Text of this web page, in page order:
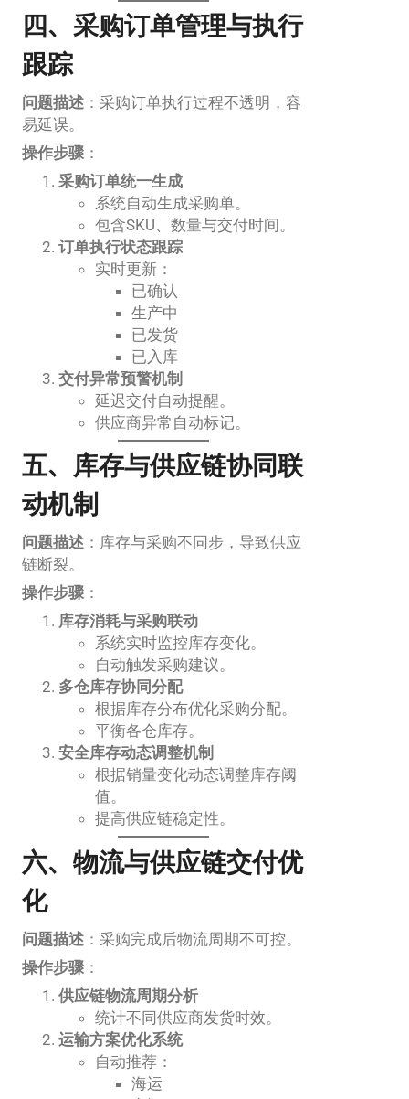
四、采购订单管理与执行
跟踪
问题描述 ：采购订单执行过程不透明，容
易延误。
操作步骤 ：
采购订单统一生成
系统自动生成采购单。
包含SKU、数量与交付时间。
订单执行状态跟踪
实时更新：
已确认
生产中
已发货
已入库
交付异常预警机制
延迟交付自动提醒。
供应商异常自动标记。
五、库存与供应链协同联
动机制
问题描述 ：库存与采购不同步，导致供应
链断裂。
操作步骤 ：
库存消耗与采购联动
系统实时监控库存变化。
自动触发采购建议。
多仓库存协同分配
根据库存分布优化采购分配。
平衡各仓库存。
安全库存动态调整机制
根据销量变化动态调整库存阈
值。
提高供应链稳定性。
六、物流与供应链交付优
化
问题描述 ：采购完成后物流周期不可控。
操作步骤 ：
供应链物流周期分析
统计不同供应商发货时效。
运输方案优化系统
自动推荐：
海运